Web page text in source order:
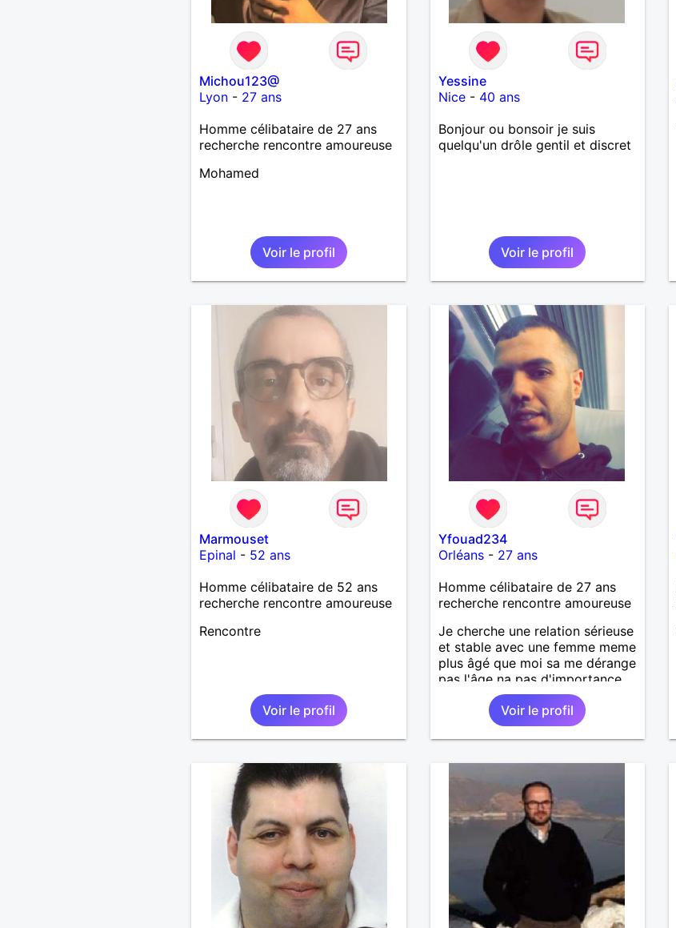
Michou123@
Lyon- 27 ans
Homme célibataire de 27 ans
recherche rencontre amoureuse
Mohamed
Voir le profil
Yessine
Nice- 40 ans
Bonjour ou bonsoir je suis
quelqu'un drôle gentil et discret
Voir le profil
Marmouset
Epinal - 52 ans
Homme célibataire de 52 ans
recherche rencontre amoureuse
Rencontre
Voir le profil
Yfouad234
Orléans- 27 ans
Homme célibataire de 27 ans
recherche rencontre amoureuse
Je cherche une relation sérieuse
et stable avec une femme meme
plus âgé que moi sa me dérange
pas l'âge na pas d'importance
Voir le profil